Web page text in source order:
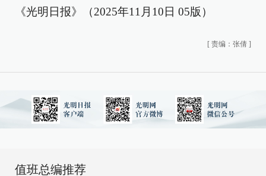
《光明日报》（2025年11月10日 05版）
[ 责编：张倩 ]
值班总编推荐